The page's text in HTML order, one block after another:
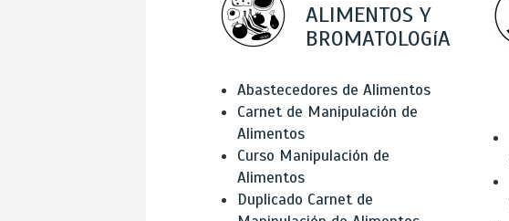
ALIMENTOS Y
BROMATOLOGíA
Abastecedores de Alimentos
Carnet de Manipulación de
Alimentos
Curso Manipulación de
Alimentos
Duplicado Carnet de